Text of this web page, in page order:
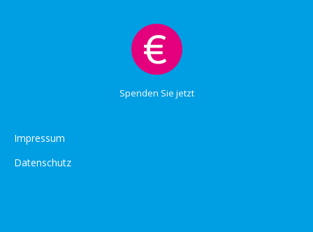
Spenden Sie jetzt
Impressum
Datenschutz